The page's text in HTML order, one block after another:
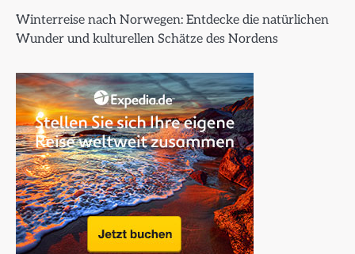
Winterreise nach Norwegen: Entdecke die natürlichen
Wunder und kulturellen Schätze des Nordens